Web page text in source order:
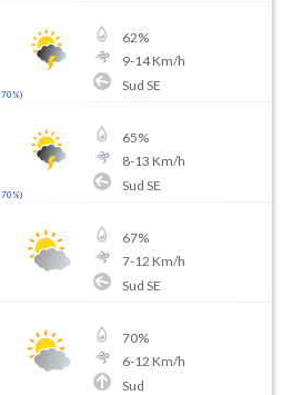
70 %)
62%
9-14Km/h
Sud SE
70 %)
65%
8-13 Km/h
Sud SE
67%
7-12 Km/h
Sud SE
70%
6-12 Km/h
Sud